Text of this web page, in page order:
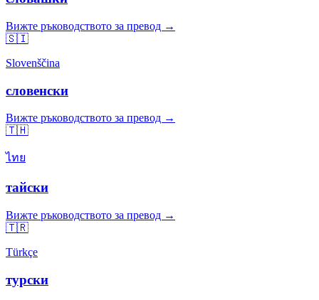
Вижте ръководството за превод →
🇸🇮
Slovenščina
словенски
Вижте ръководството за превод →
🇹🇭
ไทย
тайски
Вижте ръководството за превод →
🇹🇷
Türkçe
турски